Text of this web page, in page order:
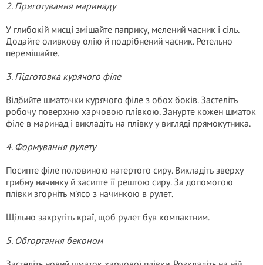
2. Приготування маринаду
У глибокій мисці змішайте паприку, мелений часник і сіль.
Додайте оливкову олію й подрібнений часник. Ретельно
перемішайте.
3. Підготовка курячого філе
Відбийте шматочки курячого філе з обох боків. Застеліть
робочу поверхню харчовою плівкою. Занурте кожен шматок
філе в маринад і викладіть на плівку у вигляді прямокутника.
4. Формування рулету
Посипте філе половиною натертого сиру. Викладіть зверху
грибну начинку й засипте її рештою сиру. За допомогою
плівки згорніть м’ясо з начинкою в рулет.
Щільно закрутіть краї, щоб рулет був компактним.
5. Обгортання беконом